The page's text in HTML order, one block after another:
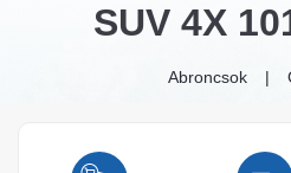
SUV 4X
Abroncsok